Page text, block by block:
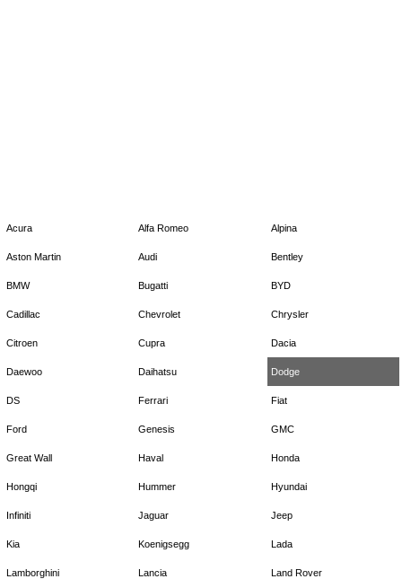
Acura Alfa Romeo Alpina
Aston Martin Audi Bentley
BMW Bugatti BYD
Cadillac Chevrolet Chrysler
Citroen Cupra Dacia
Daewoo Daihatsu Dodge
DS Ferrari Fiat
Ford Genesis GMC
Great Wall Haval Honda
Hongqi Hummer Hyundai
Infiniti Jaguar Jeep
Kia Koenigsegg Lada
Lamborghini Lancia Land Rover